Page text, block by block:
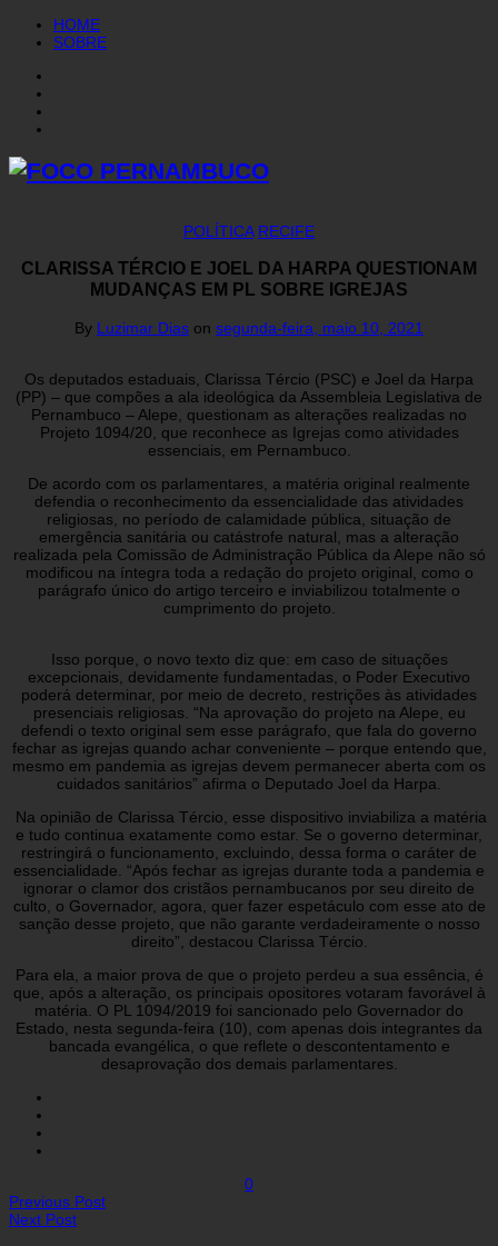
HOME
SOBRE
POLÍTICA RECIFE
CLARISSA TÉRCIO E JOEL DA HARPA QUESTIONAM
MUDANÇAS EM PL SOBRE IGREJAS
By Luzimar Dias on segunda-feira, maio 10, 2021
Os deputados estaduais, Clarissa Tércio (PSC) e Joel da Harpa
(PP) – que compões a ala ideológica da Assembleia Legislativa de
Pernambuco – Alepe, questionam as alterações realizadas no
Projeto 1094/20, que reconhece as Igrejas como atividades
essenciais, em Pernambuco.
De acordo com os parlamentares, a matéria original realmente
defendia o reconhecimento da essencialidade das atividades
religiosas, no período de calamidade pública, situação de
emergência sanitária ou catástrofe natural, mas a alteração
realizada pela Comissão de Administração Pública da Alepe não só
modificou na íntegra toda a redação do projeto original, como o
parágrafo único do artigo terceiro e inviabilizou totalmente o
cumprimento do projeto.
Isso porque, o novo texto diz que: em caso de situações
excepcionais, devidamente fundamentadas, o Poder Executivo
poderá determinar, por meio de decreto, restrições às atividades
presenciais religiosas. “Na aprovação do projeto na Alepe, eu
defendi o texto original sem esse parágrafo, que fala do governo
fechar as igrejas quando achar conveniente – porque entendo que,
mesmo em pandemia as igrejas devem permanecer aberta com os
cuidados sanitários” afirma o Deputado Joel da Harpa.
Na opinião de Clarissa Tércio, esse dispositivo inviabiliza a matéria
e tudo continua exatamente como estar. Se o governo determinar,
restringirá o funcionamento, excluindo, dessa forma o caráter de
essencialidade. “Após fechar as igrejas durante toda a pandemia e
ignorar o clamor dos cristãos pernambucanos por seu direito de
culto, o Governador, agora, quer fazer espetáculo com esse ato de
sanção desse projeto, que não garante verdadeiramente o nosso
direito”, destacou Clarissa Tércio.
Para ela, a maior prova de que o projeto perdeu a sua essência, é
que, após a alteração, os principais opositores votaram favorável à
matéria. O PL 1094/2019 foi sancionado pelo Governador do
Estado, nesta segunda-feira (10), com apenas dois integrantes da
bancada evangélica, o que reflete o descontentamento e
desaprovação dos demais parlamentares.
0
Previous Post
Next Post